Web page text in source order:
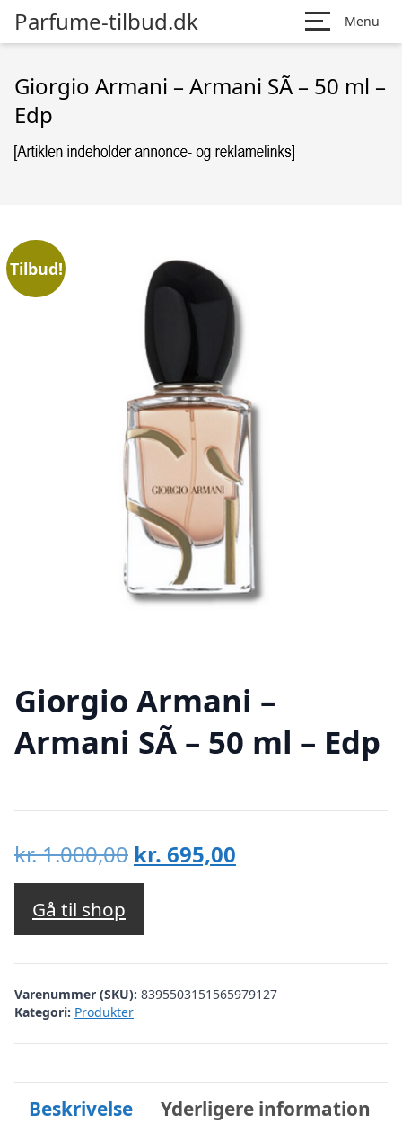
Parfume-tilbud.dk Menu
Giorgio Armani – Armani SÃ­ – 50 ml –
Edp
Tilbud!
Giorgio Armani –
Armani SÃ­ – 50 ml – Edp
kr.1.000,00 Den
oprindelige
var:
kr. 1.000,00.
kr. 695,00
kr. 695,00.
Gå til shop
Varenummer (SKU): 8395503151565979127
Kategori: Produkter
Beskrivelse Yderligere information